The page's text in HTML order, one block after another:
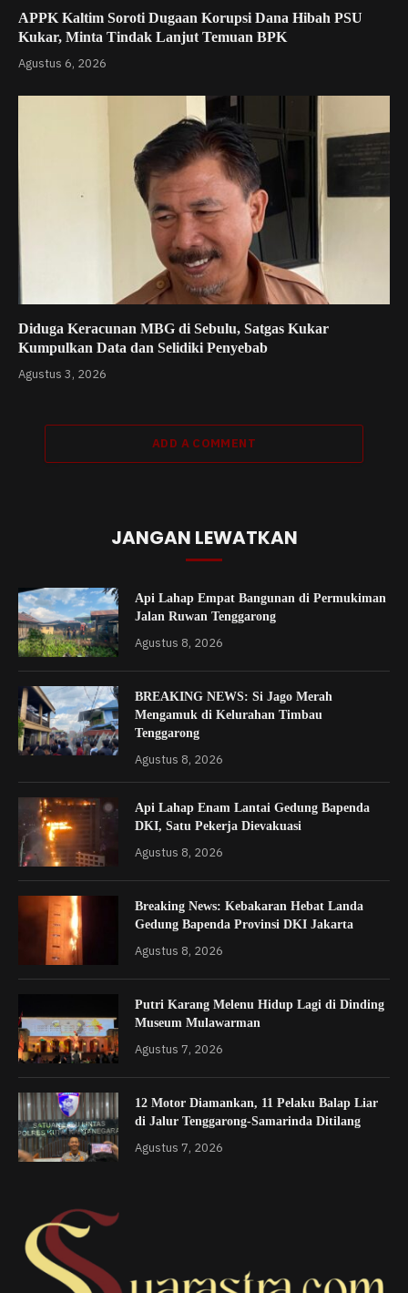
APPK Kaltim Soroti Dugaan Korupsi Dana Hibah PSU
Kukar, Minta Tindak Lanjut Temuan BPK
Agustus 6, 2026
Diduga Keracunan MBG di Sebulu, Satgas Kukar
Kumpulkan Data dan Selidiki Penyebab
Agustus 3, 2026
ADD A COMMENT
JANGAN LEWATKAN
Api Lahap Empat Bangunan di Permukiman
Jalan Ruwan Tenggarong
Agustus 8, 2026
BREAKING NEWS: Si Jago Merah
Mengamuk di Kelurahan Timbau
Tenggarong
Agustus 8, 2026
Api Lahap Enam Lantai Gedung Bapenda
DKI, Satu Pekerja Dievakuasi
Agustus 8, 2026
Breaking News: Kebakaran Hebat Landa
Gedung Bapenda Provinsi DKI Jakarta
Agustus 8, 2026
Putri Karang Melenu Hidup Lagi di Dinding
Museum Mulawarman
Agustus 7, 2026
12 Motor Diamankan, 11 Pelaku Balap Liar
di Jalur Tenggarong-Samarinda Ditilang
Agustus 7, 2026